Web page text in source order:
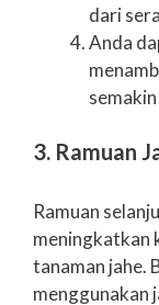
dari
Anda
3. Ramuan
Ramuan
meningkatkan
tanaman jahe.
menggunakan